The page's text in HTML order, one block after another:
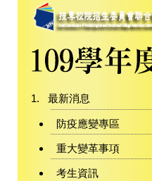
最新消息
防疫應變專區
重大變革事項
考生資訊